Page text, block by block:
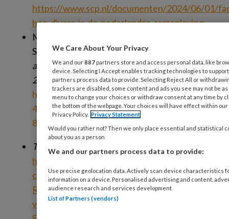
https://www.scp.nl/documenten/2024/06/01/
hoe-divers-is-de-nederlandse-samenleving
Ministerie van Volksgezondheid, Welzijn en
Sport. (2020).Gezondheid breed op de
agenda. Landelijke nota gezondheidsbeleid
2020–2024.
https://open.overheid.nl/documenten/ronl-
4b47ffb9-76f1-4550-8c07-
846124b42818/pdf
Trimbos-instituut
https://www.trimbos.nl/wp-
content/uploads/2023/11/AF1488-
Rapport-een-onderbouwingsdocument-
van-het-programma-Welbevinden-op-
We Care About Your Privacy
We and our887partners store and access personal data, like
device. Selecting I Accept enables tracking technologies to
partners process data to provide. Selecting Reject All or
trackers are disabled, some content and ads you see may not be
menu to change your choices or withdraw consent at any time by
the bottom of the webpage. Your choices will have effect within
Privacy Policy. Privacy Statement
Would you rather not? Then we only place essential and statistical
about you as a person
We and our partners process data to provide:
Use precise geolocation data. Actively scan device characteristics
information on a device. Personalised advertising and content,
audience research and services development.
List of Partners (vendors)